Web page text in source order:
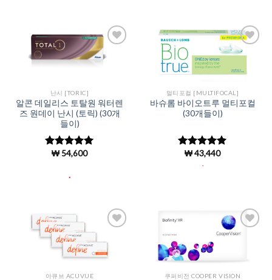
Add to
Wishlist
난시 [TORIC]
알콘 데일리스 토탈원 워터렌
즈 원데이 난시 (토릭) (30개
들이)
5 중에서
₩54,600
.
Add to
멀티포컬 [MULTIFOCAL]
바슈롬 바이오트루 멀티포컬
(30개들이)
5 중에서
로 평가됨
₩43,440
Wishlist
아큐브 ACUVUE
Add to
쿠퍼비전 COOPER VISION